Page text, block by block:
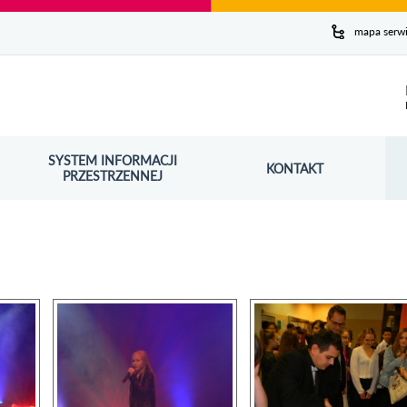
mapa
SYSTEM INFORMACJI
PRZESTRZENNEJ
OTWORZY SIĘ W NOWYM OKNIE KONTAKT